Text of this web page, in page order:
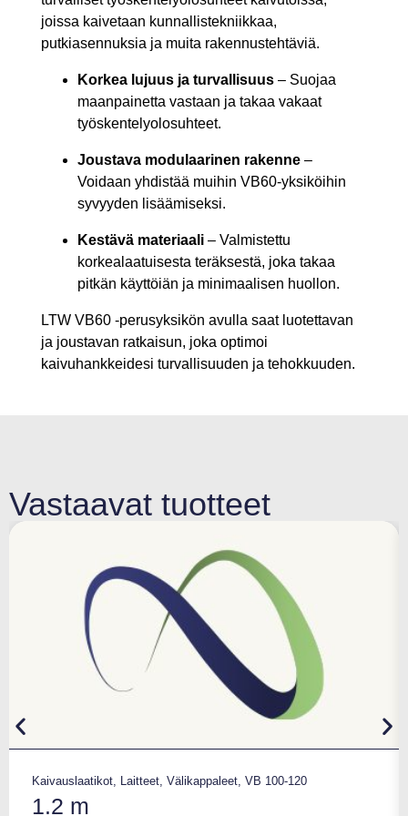
joissa kaivetaan kunnallistekniikkaa,
putkiasennuksia ja muita rakennustehtäviä.
Korkea lujuus ja turvallisuus – Suojaa
maanpainetta vastaan ja takaa vakaat
työskentelyolosuhteet.
Joustava modulaarinen rakenne –
Voidaan yhdistää muihin VB60-yksiköihin
syvyyden lisäämiseksi.
Kestävä materiaali – Valmistettu
korkealaatuisesta teräksestä, joka takaa
pitkän käyttöiän ja minimaalisen huollon.
LTW VB60 -perusyksikön avulla saat luotettavan
ja joustavan ratkaisun, joka optimoi
kaivuhankkeidesi turvallisuuden ja tehokkuuden.
Vastaavat tuotteet
Kaivauslaatikot, Laitteet, Välikappaleet, VB 100-120
1.2 m